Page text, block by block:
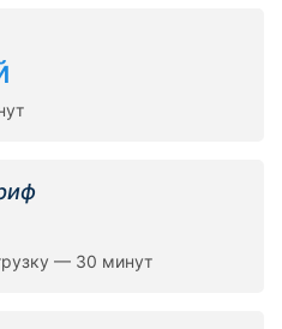
— 30 минут